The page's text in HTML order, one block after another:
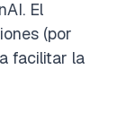
El
(por
facilitar la